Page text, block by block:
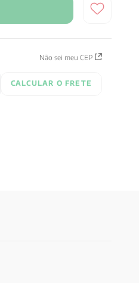
Não sei meu CEP
CALCULAR O FRETE